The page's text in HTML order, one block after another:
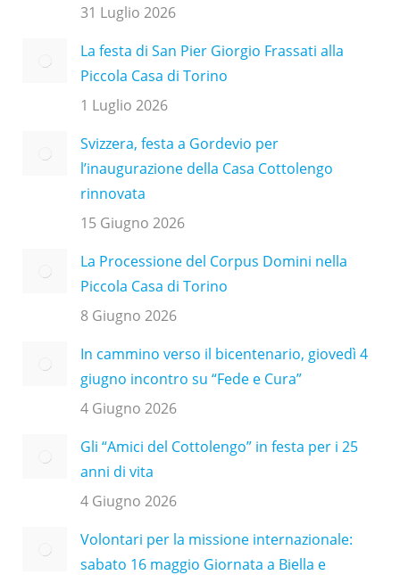
31 Luglio 2026
La festa di San Pier Giorgio Frassati alla
Piccola Casa di Torino
1 Luglio 2026
Svizzera, festa a Gordevio per
l’inaugurazione della Casa Cottolengo
rinnovata
15 Giugno 2026
La Processione del Corpus Domini nella
Piccola Casa di Torino
8 Giugno 2026
In cammino verso il bicentenario, giovedì 4
giugno incontro su “Fede e Cura”
4 Giugno 2026
Gli “Amici del Cottolengo” in festa per i 25
anni di vita
4 Giugno 2026
Volontari per la missione internazionale:
sabato 16 maggio Giornata a Biella e